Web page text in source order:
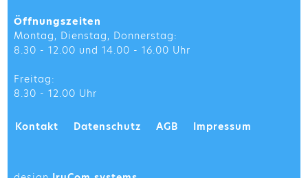
Öffnungszeiten
Montag, Dienstag, Donnerstag:
8.30 - 12.00 und 14.00 - 16.00 Uhr
Freitag:
8.30 - 12.00 Uhr
Kontakt Datenschutz AGB Impressum